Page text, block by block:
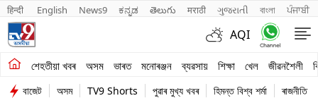
हिन्दी English News9 ಕನ್ನಡ తెలుగు मराठी ગુજરાતી বাংলা ਪੰਜਾਬੀ
AQI
শেহতীয়া খবৰ অসম ভাৰত মনোৰঞ্জন ব্যৱসায় শিক্ষা খেল জীৱনশৈলী
শেহতীয়া খবৰ
অসমবাজেট অসম TV9 Shorts পুৱাৰ মুখ্য খবৰ হিমন্ত বিশ্ব শৰ্মা ৰাজনীতি